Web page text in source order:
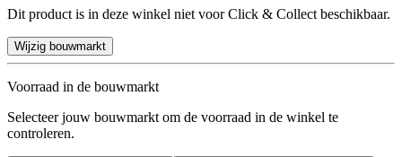
Dit product is in deze winkel niet voor Click & Collect beschikbaar.
Wijzig bouwmarkt
Voorraad in de bouwmarkt
Selecteer jouw bouwmarkt om de voorraad in de winkel te
controleren.